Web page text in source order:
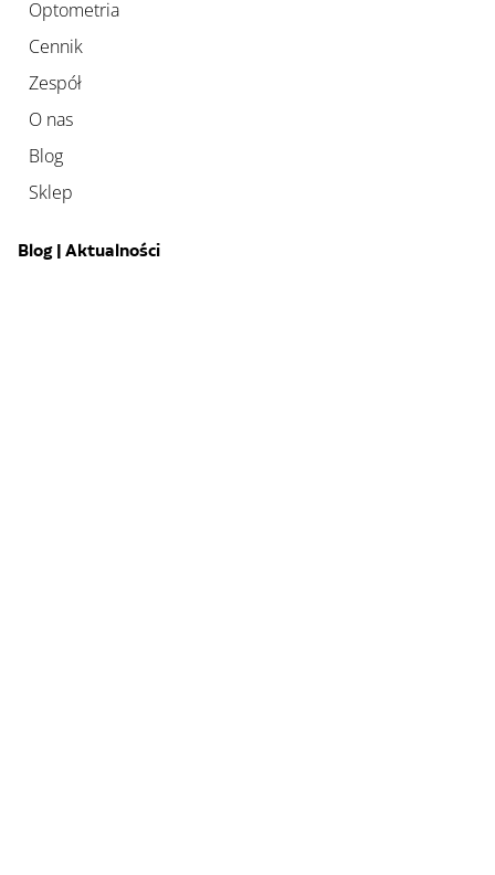
Optometria
Cennik
Zespół
O nas
Blog
Sklep
Blog | Aktualności